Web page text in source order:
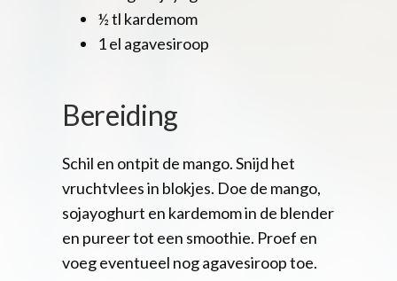
½ tl kardemom
1 el agavesiroop
Bereiding
Schil en ontpit de mango. Snijd het
vruchtvlees in blokjes. Doe de mango,
sojayoghurt en kardemom in de blender
en pureer tot een smoothie. Proef en
voeg eventueel nog agavesiroop toe.